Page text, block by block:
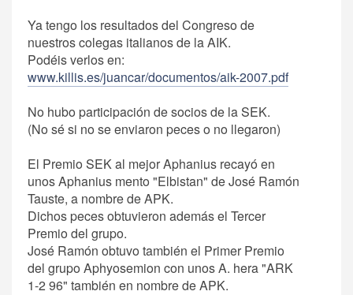
Ya tengo los resultados del Congreso de
nuestros colegas italianos de la AIK.
Podéis verlos en:
www.killis.es/juancar/documentos/aik-2007.pdf
No hubo participación de socios de la SEK.
(No sé si no se enviaron peces o no llegaron)
El Premio SEK al mejor Aphanius recayó en
unos Aphanius mento "Elbistan" de José Ramón
Tauste, a nombre de APK.
Dichos peces obtuvieron además el Tercer
Premio del grupo.
José Ramón obtuvo también el Primer Premio
del grupo Aphyosemion con unos A. hera "ARK
1-2 96" también en nombre de APK.